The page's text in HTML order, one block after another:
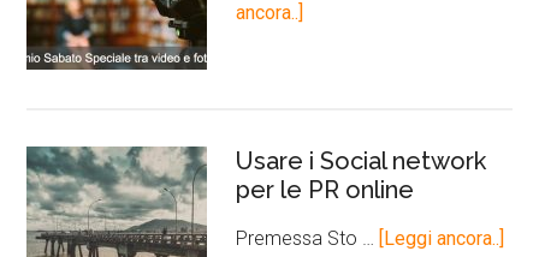
ancora..]
Usare i Social network
per le PR online
Premessa Sto … [Leggi ancora..]